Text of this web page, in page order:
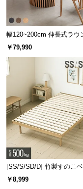
シーリングカバー
細かく角度を調整
横回転
幅120~200cm 伸長式ラウ
ニングテーブル 6人掛け 天
板 美しい格子デザイン
￥79,990
[SS/S/SD/D] 竹製すのこ
￥8,999